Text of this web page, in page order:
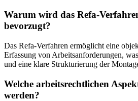
Warum wird das Refa-
bevorzugt?
Das Refa-Verfahren ermöglicht eine
Erfassung von Arbeitsanforderungen,
und eine klare Strukturierung der
Welche arbeitsrechtlichen
werden?